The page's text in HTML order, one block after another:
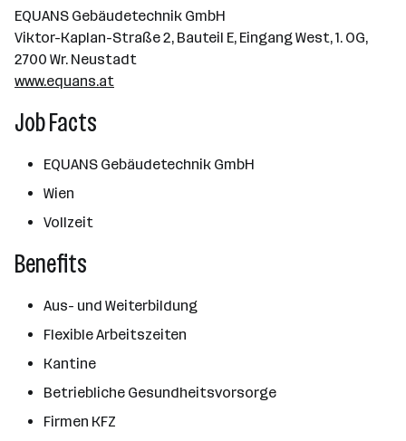
EQUANS Gebäudetechnik GmbH
Viktor-Kaplan-Straße 2, Bauteil E, Eingang West, 1. OG,
2700 Wr. Neustadt
www.equans.at
Job Facts
EQUANS Gebäudetechnik GmbH
Wien
Vollzeit
Benefits
Aus- und Weiterbildung
Flexible Arbeitszeiten
Kantine
Betriebliche Gesundheitsvorsorge
Firmen KFZ